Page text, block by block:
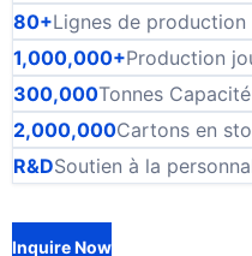
80+Lignes de production
1,000,000+Production
300,000Tonnes
2,000,000Cartons en
R&DSoutien à la
Inquire Now